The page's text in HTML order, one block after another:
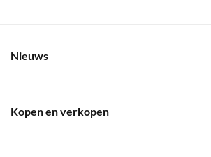
Nieuws
Kopen en verkopen